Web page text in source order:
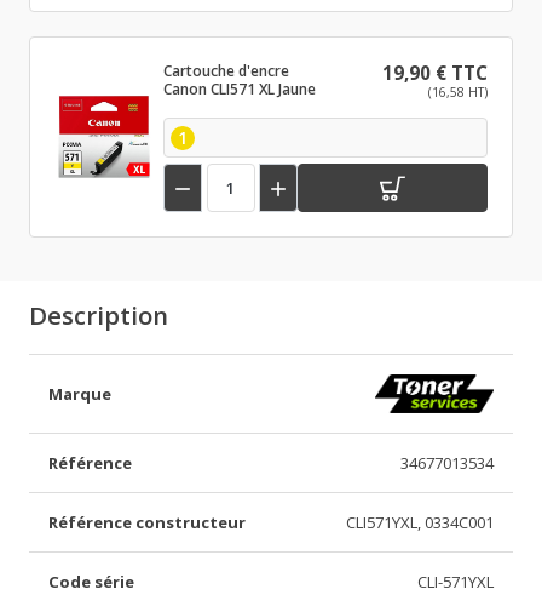
Cartouche d'encre
Canon CLI571 XL Jaune
19,90 € TTC
(16,58 HT)
1
 
Description
Marque
Référence 34677013534
Référence constructeur CLI571YXL, 0334C001
Code série CLI-571YXL